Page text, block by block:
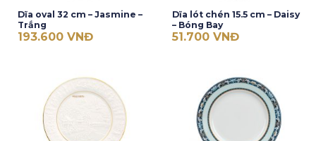
Dĩa oval 32 cm – Jasmine –
Trắng
193.600 VNĐ
Dĩa lót chén 15.5 cm – Daisy
– Bóng Bay
51.700 VNĐ